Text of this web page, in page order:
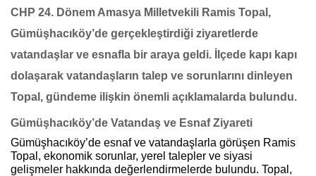
CHP 24. Dönem Amasya Milletvekili Ramis Topal ,
Gümüşhacıköy’de gerçekleştirdiği ziyaretlerde
vatandaşlar ve esnafla bir araya geldi. İlçede kapı kapı
dolaşarak vatandaşların talep ve sorunlarını dinleyen
Topal, gündeme ilişkin önemli açıklamalarda bulundu.
Gümüşhacıköy’de Vatandaş ve Esnaf Ziyareti
Gümüşhacıköy’de esnaf ve vatandaşlarla görüşen Ramis
Topal, ekonomik sorunlar, yerel talepler ve siyasi
gelişmeler hakkında değerlendirmelerde bulundu. Topal,
Haberin Doğru Adresi.